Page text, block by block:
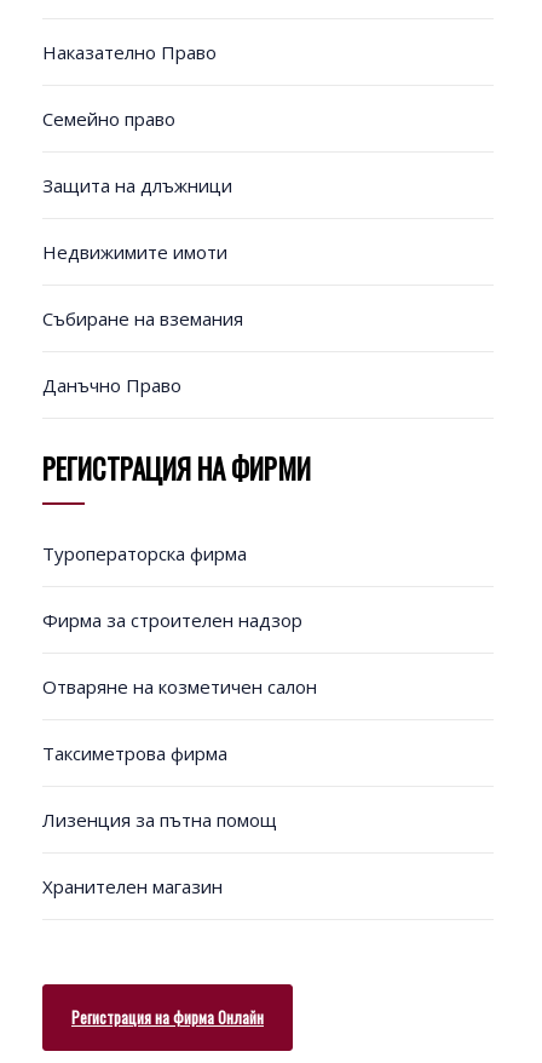
Наказателно Право
Семейно право
Защита на длъжници
Недвижимите имоти
Събиране на вземания
Данъчно Право
РЕГИСТРАЦИЯ НА ФИРМИ
Туроператорска фирма
Фирма за строителен надзор
Отваряне на козметичен салон
Таксиметрова фирма
Лизенция за пътна помощ
Хранителен магазин
Регистрация на фирма Онлайн